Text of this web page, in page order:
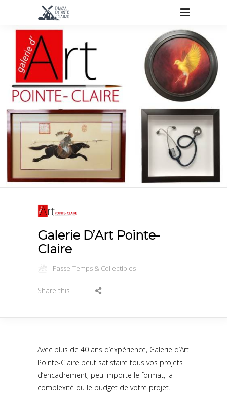
Galerie D’Art Pointe-
Claire
Passe-Temps & Collectibles
Share this
Avec plus de 40 ans d’expérience, Galerie d’Art
Pointe-Claire peut satisfaire tous vos projets
d’encadrement, peu importe le format, la
complexité ou le budget de votre projet.